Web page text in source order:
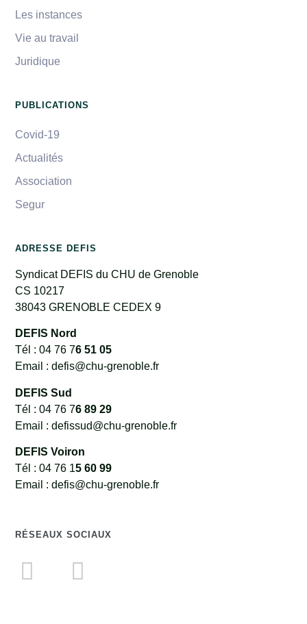
Les instances
Vie au travail
Juridique
PUBLICATIONS
Covid-19
Actualités
Association
Segur
ADRESSE DEFIS
Syndicat DEFIS du CHU de Grenoble
CS 10217
38043 GRENOBLE CEDEX 9
DEFIS Nord
Tél : 04 76 76 51 05
Email : defis@chu-grenoble.fr
DEFIS Sud
Tél : 04 76 76 89 29
Email : defissud@chu-grenoble.fr
DEFIS Voiron
Tél : 04 76 15 60 99
Email : defis@chu-grenoble.fr
RÉSEAUX SOCIAUX